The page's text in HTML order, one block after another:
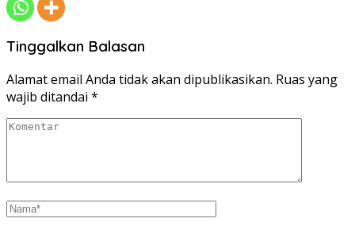
Tinggalkan Balasan
Alamat email Anda tidak akan dipublikasikan. Ruas yang
wajib ditandai *